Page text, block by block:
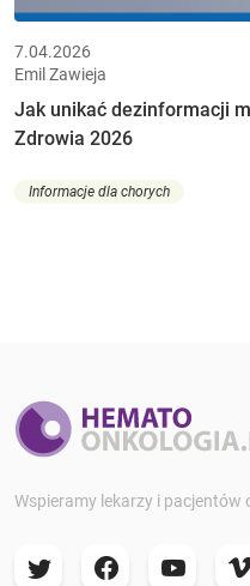
7.04.2026
Emil Zawieja
Jak unikać dezinformacji
Zdrowia 2026
Informacje dla chorych
Wspieramy lekarzy i pacjentów